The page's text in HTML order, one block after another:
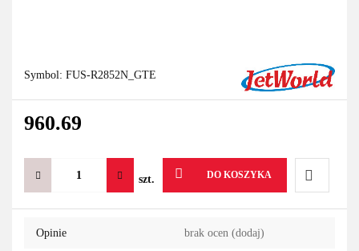
Symbol: FUS-R2852N_GTE
960.69
szt. DO KOSZYKA
Do
Opinie brak ocen (dodaj)